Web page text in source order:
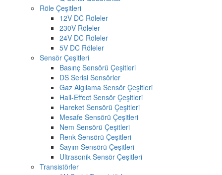
Röle Çeşitleri
12V DC Röleler
230V Röleler
24V DC Röleler
5V DC Röleler
Sensör Çeşitleri
Basınç Sensörü Çeşitleri
DS Serisi Sensörler
Gaz Algılama Sensör Çeşitleri
Hall-Effect Sensör Çeşitleri
Hareket Sensörü Çeşitleri
Mesafe Sensörü Çeşitleri
Nem Sensörü Çeşitleri
Renk Sensörü Çeşitleri
Sayım Sensörü Çeşitleri
Ultrasonik Sensör Çeşitleri
Transistörler